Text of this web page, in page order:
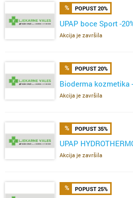
POPUST 20%
UPAP boce Sport -
Akcija je završila
POPUST 20%
Bioderma kozmetika
Akcija je završila
POPUST 35%
UPAP
Akcija je završila
POPUST 25%